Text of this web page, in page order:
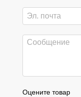
Оцените товар